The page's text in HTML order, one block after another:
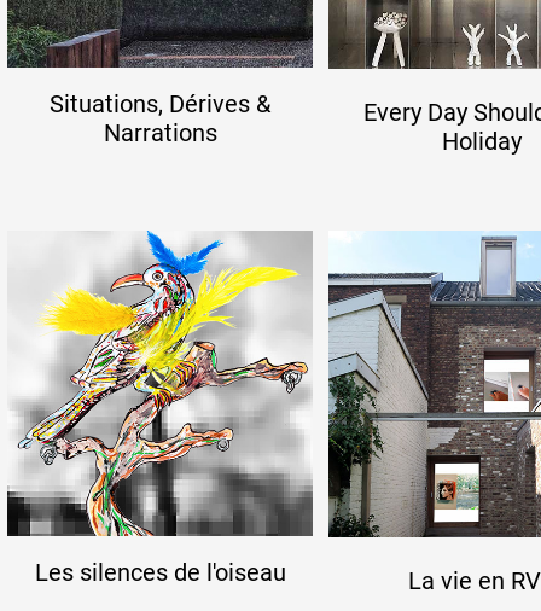
1% œuvres dans
public
Réseau
Artistes
De A à Z
Année par année
Situations, Dérives &
Narrations
Every Day
Holiday
Les silences de l'oiseau La vie en